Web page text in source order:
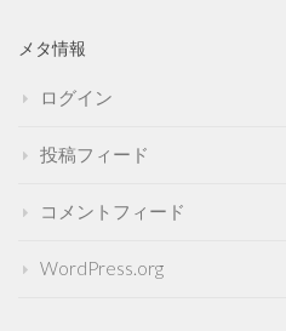
メタ情報
ログイン
投稿フィード
コメントフィード
WordPress.org